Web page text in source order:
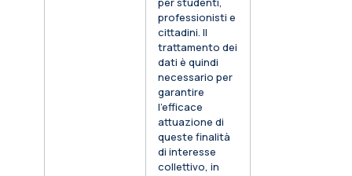
professionisti e
cittadini. Il
trattamento dei
dati è quindi
necessario per
garantire
l’efficace
attuazione di
queste finalità
di interesse
collettivo, in